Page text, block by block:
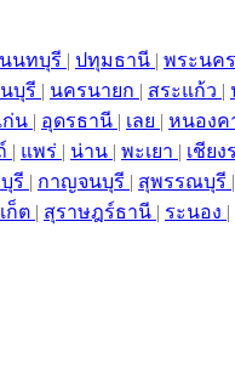
นนทบุรี | ปทุมธานี | พระนค
บุรี | นครนายก | สระแก้ว |
น | อุดรธานี | เลย | หนอง
| แพร่ | น่าน | พะเยา | เชีย
รี | กาญจนบุรี | สุพรรณบุรี
ก็ต | สุราษฎร์ธานี | ระนอง |